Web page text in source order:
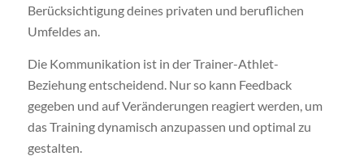
Berücksichtigung deines privaten und beruflichen
Umfeldes an.
Die Kommunikation ist in der Trainer-Athlet-
Beziehung entscheidend. Nur so kann Feedback
gegeben und auf Veränderungen reagiert werden, um
das Training dynamisch anzupassen und optimal zu
gestalten.